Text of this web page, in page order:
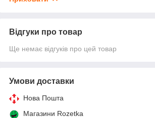
Відгуки про товар
Ще немає відгуків про цей товар
Умови доставки
Нова Пошта
Магазини Rozetka